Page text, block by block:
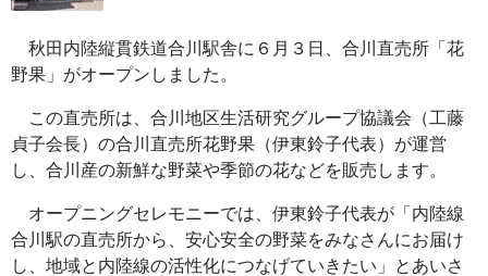
秋田内陸縦貫鉄道合川駅舎に６月３日、合川直売所「花
野果」がオープンしました。
この直売所は、合川地区生活研究グループ協議会（工藤
貞子会長）の合川直売所花野果（伊東鈴子代表）が運営
し、合川産の新鮮な野菜や季節の花などを販売します。
オープニングセレモニーでは、伊東鈴子代表が「内陸線
合川駅の直売所から、安心安全の野菜をみなさんにお届け
し、地域と内陸線の活性化につなげていきたい」とあいさ